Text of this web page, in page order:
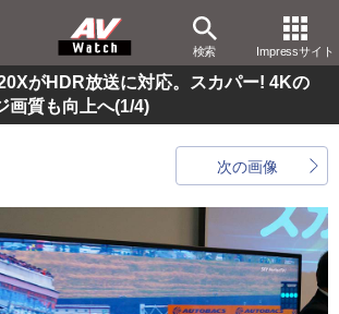
検索 Impressサイト
がHDR放送に対応。スカパー! 4Kの
画質も向上へ(1/4)
次の画像